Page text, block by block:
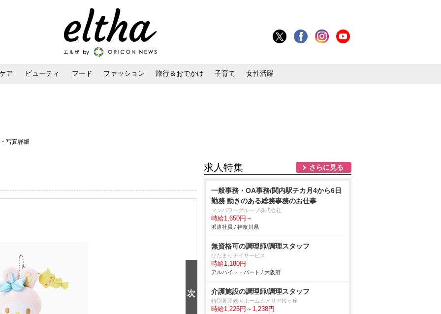
ア ビューティ フード ファッション 旅行＆おでかけ 子育て 女性活躍
写真詳細
求人特集 さらに見る
一般事務・OA事務/関内駅チカ月4から6日
勤務 動きのある総務事務のお仕事
マンパワーグループ株式会社
時給1,650円～
派遣社員 / 神奈川県
無資格可の調理師/調理スタッフ
ひだまりデイサービス
時給1,180円
アルバイト・パート / 大阪府
介護施設の調理師/調理スタッフ
特別養護老人ホームカメリア桜ヶ丘
時給1,225円～1,238円